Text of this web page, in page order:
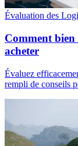
Évaluation des
Comment bien
acheter
Évaluez
rempli de conseils